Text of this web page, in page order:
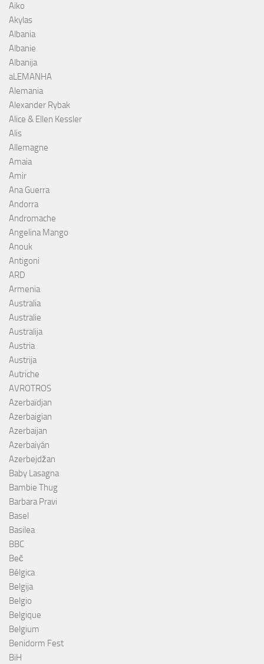
Aiko
Akylas
Albania
Albanie
Albanija
aLEMANHA
Alemania
Alexander Rybak
Alice & Ellen Kessler
Alis
Allemagne
Amaia
Amir
Ana Guerra
Andorra
Andromache
Angelina Mango
Anouk
Antigoni
ARD
Armenia
Australia
Australie
Australija
Austria
Austrija
Autriche
AVROTROS
Azerbaïdjan
Azerbaigian
Azerbaijan
Azerbaiyán
Azerbejdžan
Baby Lasagna
Bambie Thug
Barbara Pravi
Basel
Basilea
BBC
Beč
Bélgica
Belgija
Belgio
Belgique
Belgium
Benidorm Fest
BiH